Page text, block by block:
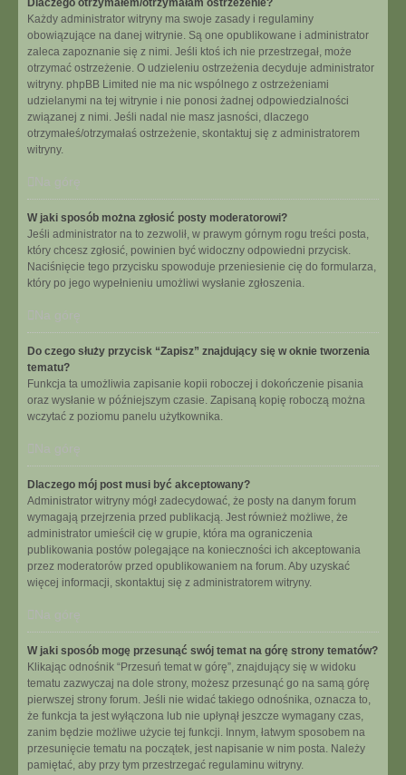
Dlaczego otrzymałem/otrzymałam ostrzeżenie?
Każdy administrator witryny ma swoje zasady i regulaminy
obowiązujące na danej witrynie. Są one opublikowane i administrator
zaleca zapoznanie się z nimi. Jeśli ktoś ich nie przestrzegał, może
otrzymać ostrzeżenie. O udzieleniu ostrzeżenia decyduje administrator
witryny. phpBB Limited nie ma nic wspólnego z ostrzeżeniami
udzielanymi na tej witrynie i nie ponosi żadnej odpowiedzialności
związanej z nimi. Jeśli nadal nie masz jasności, dlaczego
otrzymałeś/otrzymałaś ostrzeżenie, skontaktuj się z administratorem
witryny.
Na górę
W jaki sposób można zgłosić posty moderatorowi?
Jeśli administrator na to zezwolił, w prawym górnym rogu treści posta,
który chcesz zgłosić, powinien być widoczny odpowiedni przycisk.
Naciśnięcie tego przycisku spowoduje przeniesienie cię do formularza,
który po jego wypełnieniu umożliwi wysłanie zgłoszenia.
Na górę
Do czego służy przycisk “Zapisz” znajdujący się w oknie tworzenia
tematu?
Funkcja ta umożliwia zapisanie kopii roboczej i dokończenie pisania
oraz wysłanie w późniejszym czasie. Zapisaną kopię roboczą można
wczytać z poziomu panelu użytkownika.
Na górę
Dlaczego mój post musi być akceptowany?
Administrator witryny mógł zadecydować, że posty na danym forum
wymagają przejrzenia przed publikacją. Jest również możliwe, że
administrator umieścił cię w grupie, która ma ograniczenia
publikowania postów polegające na konieczności ich akceptowania
przez moderatorów przed opublikowaniem na forum. Aby uzyskać
więcej informacji, skontaktuj się z administratorem witryny.
Na górę
W jaki sposób mogę przesunąć swój temat na górę strony tematów?
Klikając odnośnik “Przesuń temat w górę”, znajdujący się w widoku
tematu zazwyczaj na dole strony, możesz przesunąć go na samą górę
pierwszej strony forum. Jeśli nie widać takiego odnośnika, oznacza to,
że funkcja ta jest wyłączona lub nie upłynął jeszcze wymagany czas,
zanim będzie możliwe użycie tej funkcji. Innym, łatwym sposobem na
przesunięcie tematu na początek, jest napisanie w nim posta. Należy
pamiętać, aby przy tym przestrzegać regulaminu witryny.